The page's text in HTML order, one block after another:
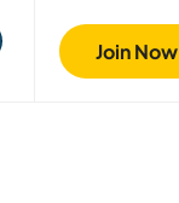
Join Now
Safety